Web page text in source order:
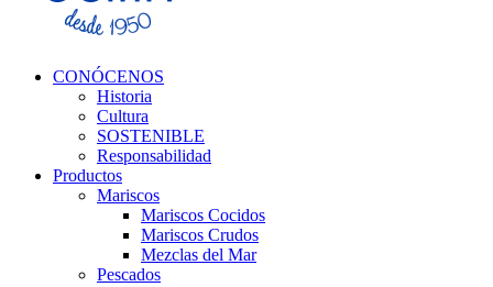
CONÓCENOS
Historia
Cultura
SOSTENIBLE
Responsabilidad
Productos
Mariscos
Mariscos Cocidos
Mariscos Crudos
Mezclas del Mar
Pescados